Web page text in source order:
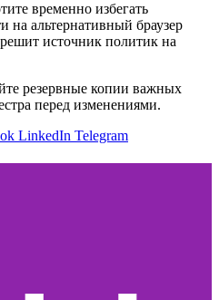
временно избегать
на альтернативный браузер
источник политик на
резервные копии важных
перед изменениями.
LinkedIn Telegram